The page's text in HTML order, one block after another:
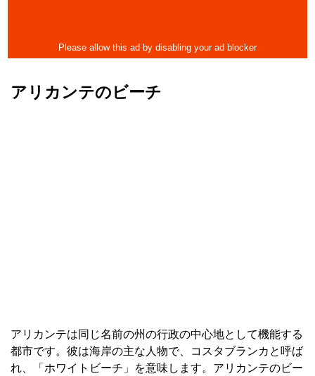
アリカンテのビーチ
アリカンテは同じ名前の州の行政の中心地として機能する
都市です。彼は海岸の主な人物で、コスタブランカと呼ば
れ、「ホワイトビーチ」を意味します。アリカンテのビー